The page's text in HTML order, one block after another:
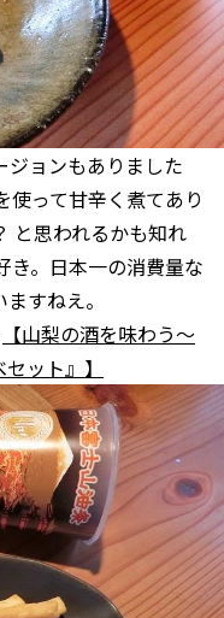
ジョンもありました
って甘辛く煮てあり
と思われるかも知れ
き。日本一の消費量な
すねえ。
【山梨の酒を味わう～
ット』】